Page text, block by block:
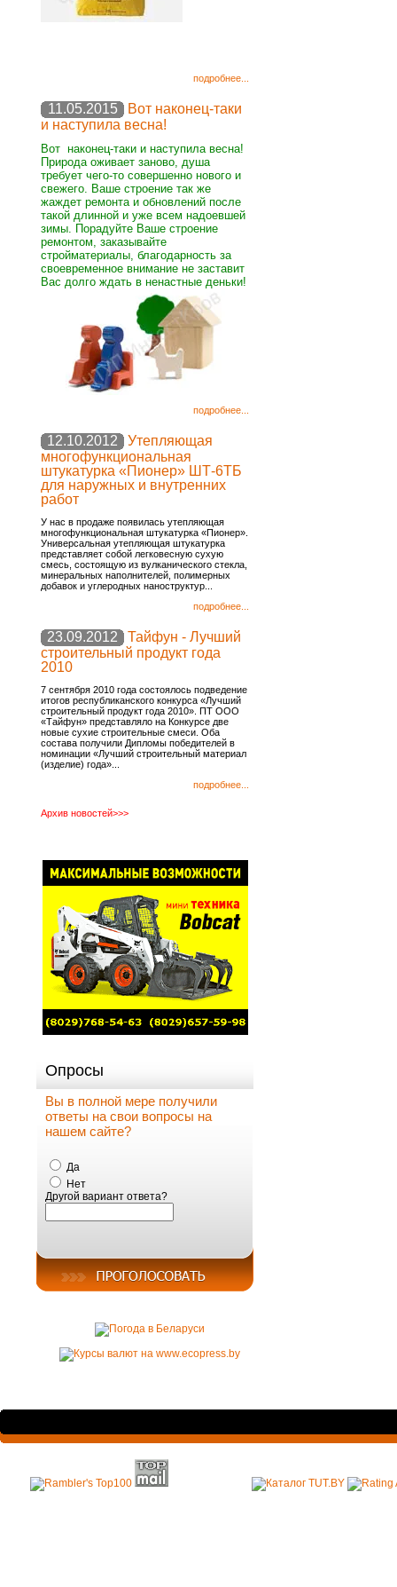
подробнее...
11.05.2015
Вот наконец-таки
и наступила весна!
Вот наконец-таки и наступила весна!
Природа оживает заново, душа
требует чего-то совершенно нового и
свежего. Ваше строение так же
жаждет ремонта и обновлений после
такой длинной и уже всем надоевшей
зимы. Порадуйте Ваше строение
ремонтом, заказывайте
стройматериалы, благодарность за
своевременное внимание не заставит
Вас долго ждать в ненастные деньки!
подробнее...
12.10.2012
Утепляющая
многофункциональная
штукатурка «Пионер» ШТ-6ТБ
для наружных и внутренних
работ
У нас в продаже появилась утепляющая
многофункциональная штукатурка «Пионер».
Универсальная утепляющая штукатурка
представляет собой легковесную сухую
смесь, состоящую из вулканического стекла,
минеральных наполнителей, полимерных
добавок и углеродных наноструктур...
подробнее...
23.09.2012
Тайфун - Лучший
строительный продукт года
2010
7 сентября 2010 года состоялось подведение
итогов республиканского конкурса «Лучший
строительный продукт года 2010». ПТ ООО
«Тайфун» представляло на Конкурсе две
новые сухие строительные смеси. Оба
состава получили Дипломы победителей в
номинации «Лучший строительный материал
(изделие) года»...
подробнее...
Архив новостей>>>
Опросы
Вы в полной мере получили
ответы на свои вопросы на
нашем сайте?
Да
Нет
Другой вариант ответа?